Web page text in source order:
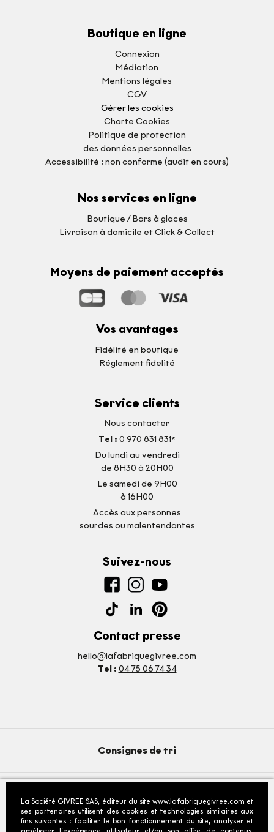
La Société GIVREE SAS, éditeur du site www.lafabriquegivree.com et
ses partenaires utilisent des cookies et technologies similaires aux
fins suivantes : faciliter le bon fonctionnement du site, analyser et
Boutique en ligne
Connexion
Médiation
Mentions légales
CGV
Gérer les cookies
Charte Cookies
Politique de protection
des données personnelles
Accessibilité : non conforme (audit en cours)
Nos services en ligne
Boutique / Bars à glaces
Livraison à domicile et Click & Collect
Moyens de paiement acceptés
Vos avantages
Fidélité en boutique
Réglement fidelité
Service clients
Nous contacter
Tel : 0 970 831 831*
Du lundi au vendredi
de 8H30 à 20H00
Le samedi de 9H00
à 16H00
Accès aux personnes
sourdes ou malentendantes
Suivez-nous
Contact presse
hello@lafabriquegivree.com
Tel : 04 75 06 74 34
Consignes de tri
© 2026 - La Fabrique Givrée- Tous droits reservés
Fiche produit relative aux qualités ou caractéristiques